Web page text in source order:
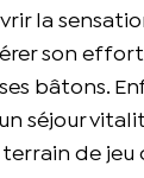
la
son
bâtons.
séjour
de jeu